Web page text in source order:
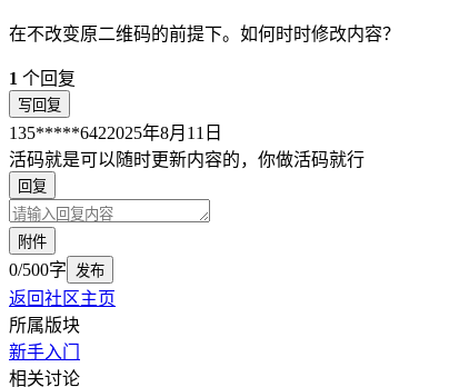
在不改变原二维码的前提下。如何时时修改内容？
1 个回复
写回复
135*****6422025年8月11日
活码就是可以随时更新内容的，你做活码就行
回复
附件
0/500字 发布
返回社区主页
所属版块
新手入门
相关讨论